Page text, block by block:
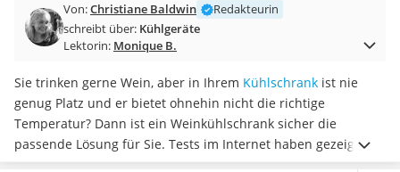
Eierkocher
AEG-Waschmaschine
Saug-Wisch-Roboter
Handstaubsauger
Milchaufschäumer
Kondenstrockner
Reiskocher
Heißwasserspender
Von:Christiane Baldwin
Redakteurin
schreibt über: Kühlgeräte
Lektorin: Monique B.
Sie trinken gerne Wein, aber in Ihrem Kühlschrank ist nie
genug Platz und er bietet ohnehin nicht die richtige
Temperatur? Dann ist ein Weinkühlschrank sicher die
passende Lösung für Sie. Tests im Internet haben gezeigt,
dass Weinkühlschränke für 12 Flaschen miteiner geeigneten